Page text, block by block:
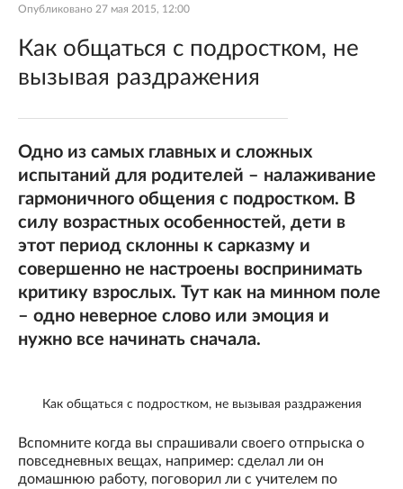
Опубликовано 27 мая 2015, 12:00
Как общаться с подростком, не
вызывая раздражения
Одно из самых главных и сложных
испытаний для родителей – налаживание
гармоничного общения с подростком. В
силу возрастных особенностей, дети в
этот период склонны к сарказму и
совершенно не настроены воспринимать
критику взрослых. Тут как на минном поле
– одно неверное слово или эмоция и
нужно все начинать сначала.
Как общаться с подростком, не вызывая раздражения
Вспомните когда вы спрашивали своего отпрыска о
повседневных вещах, например: сделал ли он
домашнюю работу, поговорил ли с учителем по